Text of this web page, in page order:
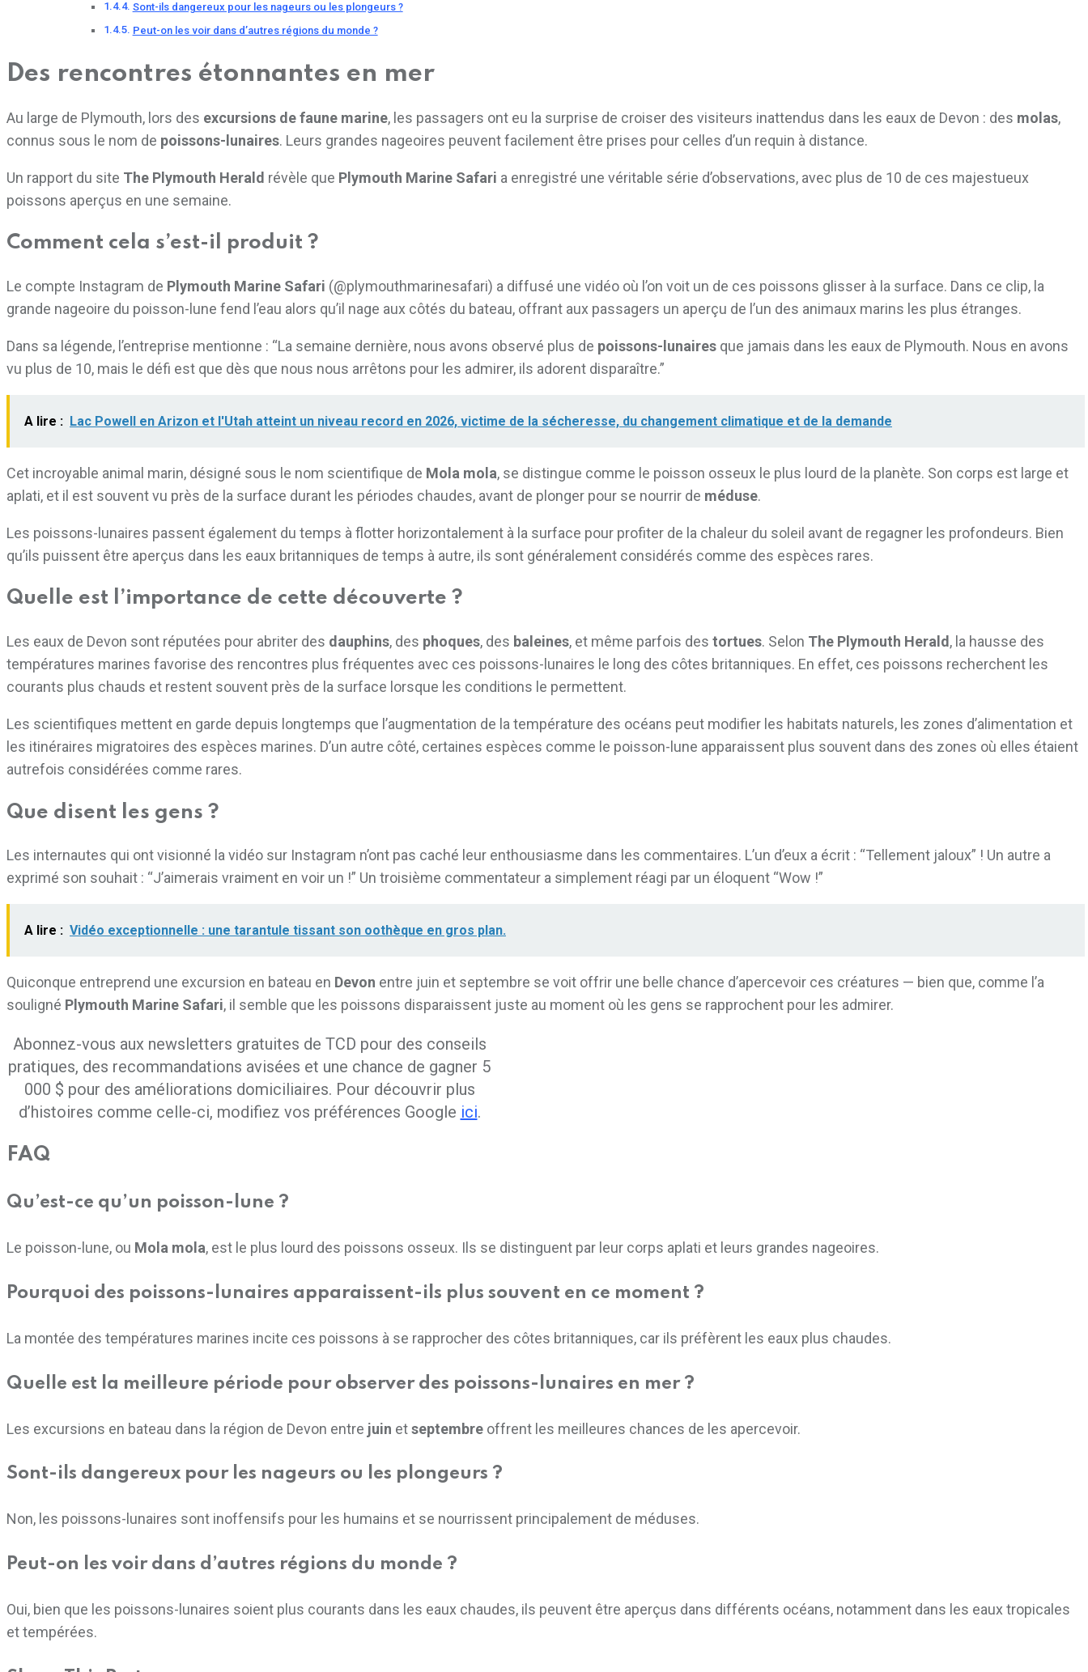
Sont-ils dangereux pour les nageurs ou les plongeurs ?
Peut-on les voir dans d’autres régions du monde ?
Des rencontres étonnantes en mer
Au large de Plymouth, lors des excursions de faune marine, les passagers ont eu la surprise de croiser des visiteurs inattendus dans les eaux de Devon : des molas,
connus sous le nom de poissons-lunaires. Leurs grandes nageoires peuvent facilement être prises pour celles d’un requin à distance.
Un rapport du site The Plymouth Herald révèle que Plymouth Marine Safari a enregistré une véritable série d’observations, avec plus de 10 de ces majestueux
poissons aperçus en une semaine.
Comment cela s’est-il produit ?
Le compte Instagram de Plymouth Marine Safari (@plymouthmarinesafari) a diffusé une vidéo où l’on voit un de ces poissons glisser à la surface. Dans ce clip, la
grande nageoire du poisson-lune fend l’eau alors qu’il nage aux côtés du bateau, offrant aux passagers un aperçu de l’un des animaux marins les plus étranges.
Dans sa légende, l’entreprise mentionne : “La semaine dernière, nous avons observé plus de poissons-lunaires que jamais dans les eaux de Plymouth. Nous en avons
vu plus de 10, mais le défi est que dès que nous nous arrêtons pour les admirer, ils adorent disparaître.”
A lire : Lac Powell en Arizon et l'Utah atteint un niveau record en 2026, victime de la sécheresse, du changement climatique et de la demande
Cet incroyable animal marin, désigné sous le nom scientifique de Mola mola, se distingue comme le poisson osseux le plus lourd de la planète. Son corps est large et
aplati, et il est souvent vu près de la surface durant les périodes chaudes, avant de plonger pour se nourrir de méduse.
Les poissons-lunaires passent également du temps à flotter horizontalement à la surface pour profiter de la chaleur du soleil avant de regagner les profondeurs. Bien
qu’ils puissent être aperçus dans les eaux britanniques de temps à autre, ils sont généralement considérés comme des espèces rares.
Quelle est l’importance de cette découverte ?
Les eaux de Devon sont réputées pour abriter des dauphins, des phoques, des baleines, et même parfois des tortues. Selon The Plymouth Herald , la hausse des
températures marines favorise des rencontres plus fréquentes avec ces poissons-lunaires le long des côtes britanniques. En effet, ces poissons recherchent les
courants plus chauds et restent souvent près de la surface lorsque les conditions le permettent.
Les scientifiques mettent en garde depuis longtemps que l’augmentation de la température des océans peut modifier les habitats naturels, les zones d’alimentation et
les itinéraires migratoires des espèces marines. D’un autre côté, certaines espèces comme le poisson-lune apparaissent plus souvent dans des zones où elles étaient
autrefois considérées comme rares.
Que disent les gens ?
Les internautes qui ont visionné la vidéo sur Instagram n’ont pas caché leur enthousiasme dans les commentaires. L’un d’eux a écrit : “Tellement jaloux” ! Un autre a
exprimé son souhait : “J’aimerais vraiment en voir un !” Un troisième commentateur a simplement réagi par un éloquent “Wow !”
A lire : Vidéo exceptionnelle : une tarantule tissant son oothèque en gros plan.
Quiconque entreprend une excursion en bateau en Devon entre juin et septembre se voit offrir une belle chance d’apercevoir ces créatures — bien que, comme l’a
souligné Plymouth Marine Safari, il semble que les poissons disparaissent juste au moment où les gens se rapprochent pour les admirer.
Abonnez-vous aux newsletters gratuites de TCD pour des conseils
pratiques, des recommandations avisées et une chance de gagner 5
000 $ pour des améliorations domiciliaires. Pour découvrir plus
d’histoires comme celle-ci, modifiez vos préférences Google ici.
FAQ
Qu’est-ce qu’un poisson-lune ?
Le poisson-lune, ou Mola mola, est le plus lourd des poissons osseux. Ils se distinguent par leur corps aplati et leurs grandes nageoires.
Pourquoi des poissons-lunaires apparaissent-ils plus souvent en ce moment ?
La montée des températures marines incite ces poissons à se rapprocher des côtes britanniques, car ils préfèrent les eaux plus chaudes.
Quelle est la meilleure période pour observer des poissons-lunaires en mer ?
Les excursions en bateau dans la région de Devon entre juin etseptembre offrent les meilleures chances de les apercevoir.
Sont-ils dangereux pour les nageurs ou les plongeurs ?
Non, les poissons-lunaires sont inoffensifs pour les humains et se nourrissent principalement de méduses.
Peut-on les voir dans d’autres régions du monde ?
Oui, bien que les poissons-lunaires soient plus courants dans les eaux chaudes, ils peuvent être aperçus dans différents océans, notamment dans les eaux tropicales
et tempérées.